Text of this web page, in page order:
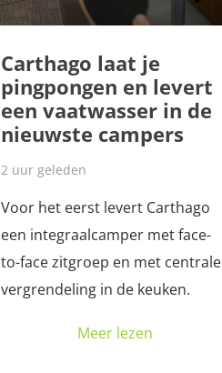
Carthago laat je
pingpongen en levert
een vaatwasser in de
nieuwste campers
2 uur geleden
Voor het eerst levert Carthago
een integraalcamper met face-
to-face zitgroep en met centrale
vergrendeling in de keuken.
Meer lezen